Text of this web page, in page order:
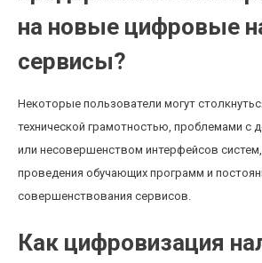
на новые цифровые
сервисы?
Некоторые пользователи могут
технической грамотностью, проблемами с
или несовершенством интерфейсов
проведения обучающих программ и
совершенствования сервисов.
Как цифровизация